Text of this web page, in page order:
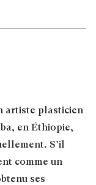
artiste plasticien
en Éthiopie,
S’il
comme un
ses